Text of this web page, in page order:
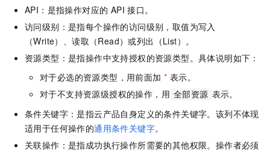
API：是指操作对应的 API 接口。
访问级别：是指每个操作的访问级别，取值为写入
（Write）、读取（Read）或列出（List）。
资源类型：是指操作中支持授权的资源类型。具体说明如下：
对于必选的资源类型，用前面加 * 表示。
对于不支持资源级授权的操作，用 全部资源 表示。
条件关键字：是指云产品自身定义的条件关键字。该列不体现
适用于任何操作的通用条件关键字。
关联操作：是指成功执行操作所需要的其他权限。操作者必须